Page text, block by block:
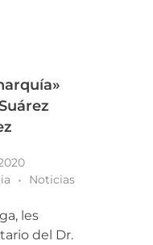
Noticias
les
del Dr.